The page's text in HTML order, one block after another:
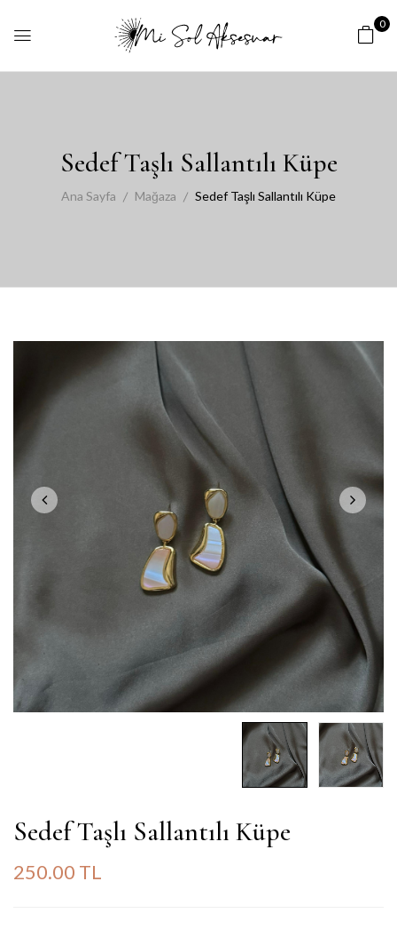
0
Sedef Taşlı Sallantılı Küpe
Ana Sayfa Mağaza Sedef Taşlı Sallantılı Küpe
Sedef Taşlı Sallantılı Küpe
250.00 TL